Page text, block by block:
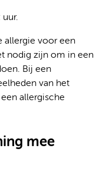
allergie voor een
nodig zijn om in een
Bij een
van het
allergische
mee